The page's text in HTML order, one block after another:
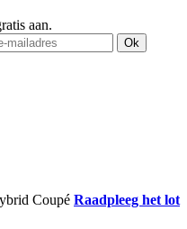
aan.
Ok
Raadpleeg het lot